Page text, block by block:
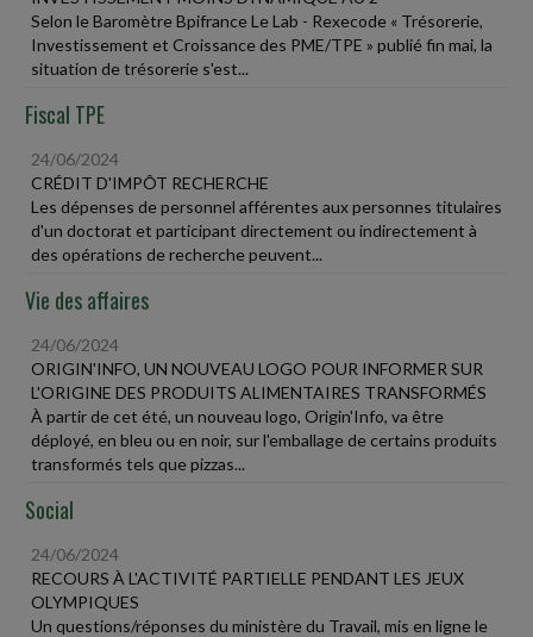
Selon le Baromètre Bpifrance Le Lab - Rexecode « Trésorerie,
Investissement et Croissance des PME/TPE » publié fin mai, la
situation de trésorerie s'est...
Fiscal TPE
24/06/2024
CRÉDIT D'IMPÔT RECHERCHE
Les dépenses de personnel afférentes aux personnes titulaires
d'un doctorat et participant directement ou indirectement à
des opérations de recherche peuvent...
Vie des affaires
24/06/2024
ORIGIN'INFO, UN NOUVEAU LOGO POUR INFORMER SUR
L'ORIGINE DES PRODUITS ALIMENTAIRES TRANSFORMÉS
À partir de cet été, un nouveau logo, Origin'Info, va être
déployé, en bleu ou en noir, sur l'emballage de certains produits
transformés tels que pizzas...
Social
24/06/2024
RECOURS À L'ACTIVITÉ PARTIELLE PENDANT LES JEUX
OLYMPIQUES
Un questions/réponses du ministère du Travail, mis en ligne le